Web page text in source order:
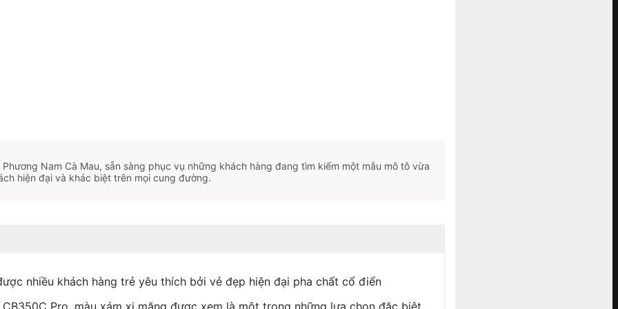
Nam Cà Mau, sẵn sàng phục vụ những khách hàng đang tìm kiếm một mẫu mô tô vừa
hiện đại và khác biệt trên mọi cung đường.
nhiều khách hàng trẻ yêu thích bởi vẻ đẹp hiện đại pha chất cổ điển
Pro, màu xám xi măng được xem là một trong những lựa chọn đặc biệt